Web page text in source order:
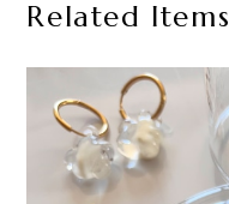
Related Items